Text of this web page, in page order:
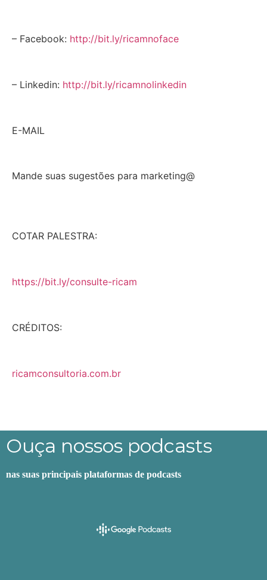
– Facebook: http://bit.ly/ricamnoface
– Linkedin: http://bit.ly/ricamnolinkedin
E-MAIL
Mande suas sugestões para marketing@
COTAR PALESTRA:
https://bit.ly/consulte-ricam
CRÉDITOS:
ricamconsultoria.com.br
Ouça nossos podcasts
nas suas principais plataformas de podcasts